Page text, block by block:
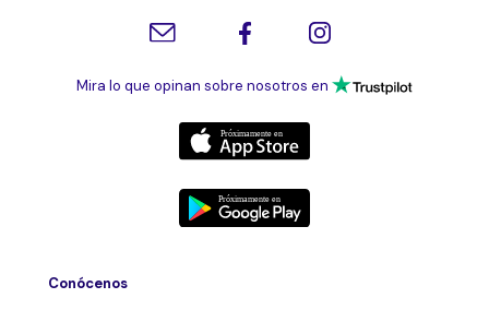
Mira lo que opinan sobre nosotros en
Conócenos